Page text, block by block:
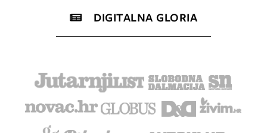
DIGITALNA GLORIA